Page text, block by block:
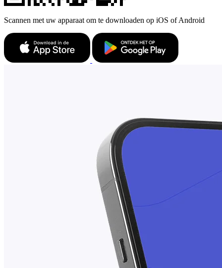
Scannen met uw apparaat om te downloaden op iOS of Android